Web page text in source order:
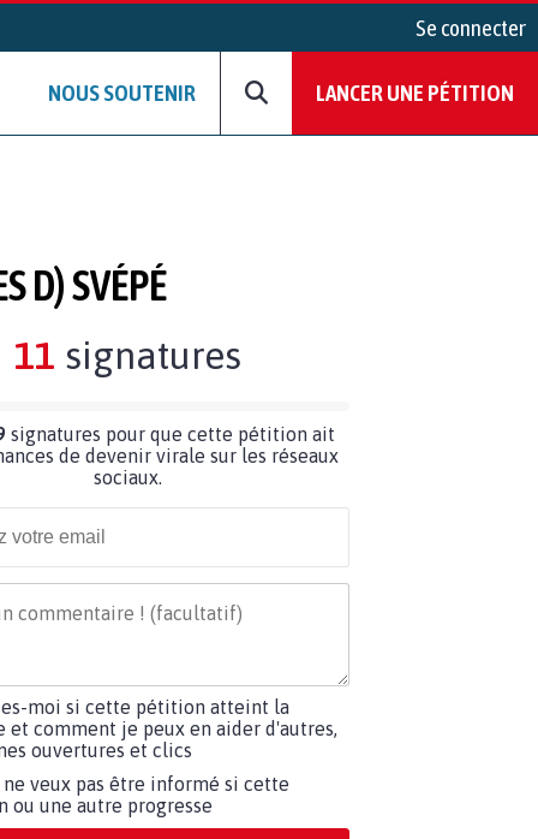
Se connecter
NOUS SOUTENIR LANCER UNE PÉTITION
D) SVÉPÉ
11 signatures
signatures pour que cette pétition ait
de devenir virale sur les réseaux
sociaux.
moi si cette pétition atteint la
et comment je peux en aider d'autres,
ouvertures et clics
ne veux pas être informé si cette
ou une autre progresse